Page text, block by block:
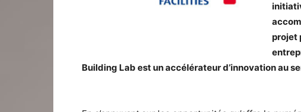
projet
Building Lab est un accélérateur d’innovation au